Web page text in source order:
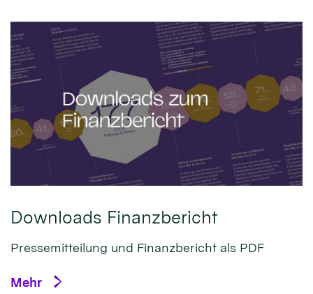
Downloads Finanzbericht
Pressemitteilung und Finanzbericht als PDF
Mehr